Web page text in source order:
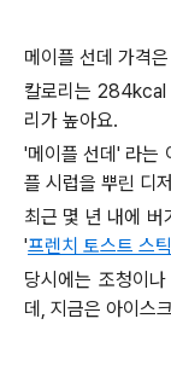
메이플 선데 가격
칼로리는 284kcal
리가 높아요.
'메이플 선데' 라는
플 시럽을 뿌린 디
최근 몇 년 내에 버
'프렌치 토스트 스틱
당시에는 조청이
데, 지금은 아이스